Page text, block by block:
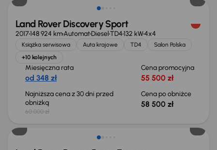
Land Rover Discovery Sport
2017148 924 kmAutomatDieselTD4132 kW4x4
Książka serwisowa Auta krajowe TD4
Salon Polska
+10 kolejnych
Miesięczna rata
od 348 zł
Cena promocyjna
55 500 zł
Najniższa cena z 30 dni przed
obniżką
60 000 zł
Cena po obniżce
58 500 zł
Taniej o 1 000 zł